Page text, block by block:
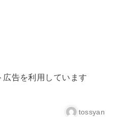
告を利用しています
tossyan